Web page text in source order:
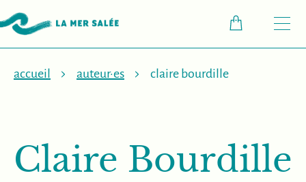
accueil auteur·es claire bourdille
Claire Bourdille